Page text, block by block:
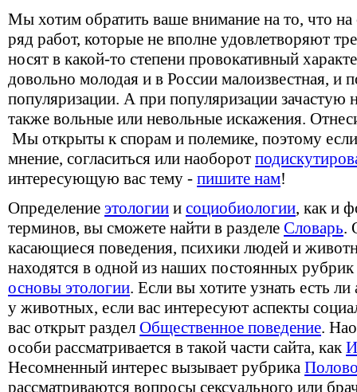
Мы хотим обратить ваше внимание на то, что на
ряд работ, которые не вполне удовлетворяют
носят в какой-то степени провокативный
довольно молодая и в России малоизвестная, и
популяризации. А при популяризации
также вольные или невольные искажения.
Мы открыты к спорам и полемике, поэтому если
мнение, согласиться или наоборот
интересующую вас тему - пишите нам!
Определение этологии и социобиологии, как и
терминов, вы сможете найти в разделе Словарь.
касающиеся поведения, психики людей и
находятся в одной из наших постоянных рубрик
основы этологии. Если вы хотите узнать есть
у животных, если вас интересуют аспекты
вас открыт раздел Общественное поведение.
особи рассматривается в такой части сайта, как
Несомненный интерес вызывает рубрика
рассматриваются вопросы сексуального или